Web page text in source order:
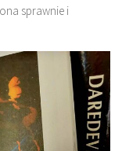
sprawnie i